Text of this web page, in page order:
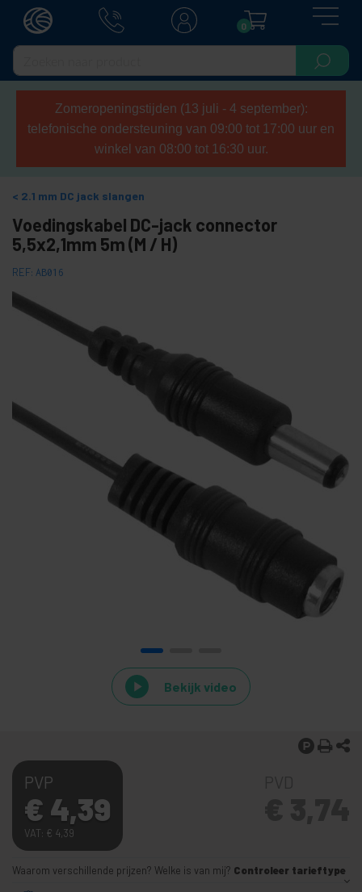
0
Zomeropeningstijden (13 juli - 4 september):
telefonische ondersteuning van 09:00 tot 17:00 uur en
winkel van 08:00 tot 16:30 uur.
2.1 mm DC jack slangen
Voedingskabel DC-jack connector
5,5x2,1mm 5m (M / H)
REF: AB016
Bekijk video
PVP
€ 4,39
VAT: € 4,39
Waarom verschillende prijzen? Welke is van mij? Controleer tarieftype